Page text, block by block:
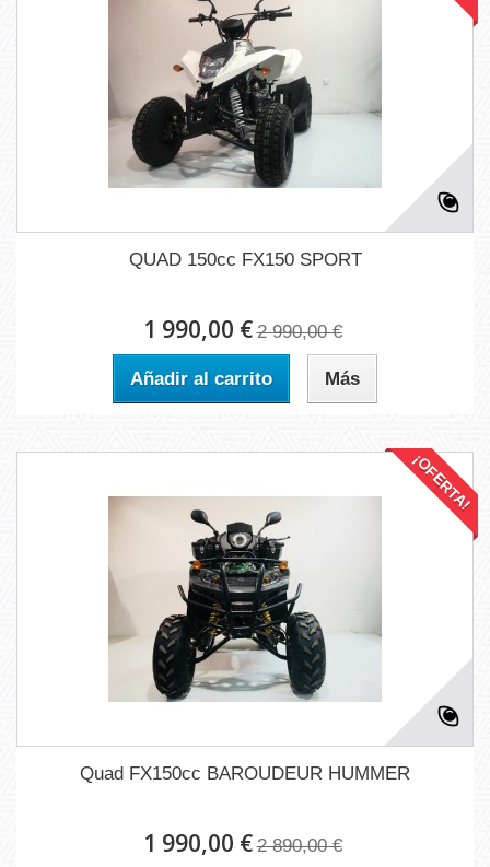
QUAD 150cc FX150 SPORT
1 990,00 € 2 990,00 €
Añadir al carrito Más
¡OFERTA!
Quad FX150cc BAROUDEUR HUMMER
1 990,00 € 2 890,00 €